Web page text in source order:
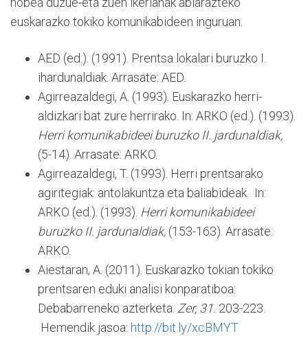
euskarazko tokiko komunikabideen inguruan.
AED (ed.). (1991). Prentsa lokalari buruzko I.
ihardunaldiak. Arrasate: AED.
Agirreazaldegi, A. (1993). Euskarazko herri-
aldizkari bat zure herrirako. In: ARKO (ed.). (1993).
Herri komunikabideei buruzko II. jardunaldiak,
(5-14). Arrasate: ARKO.
Agirreazaldegi, T. (1993). Herri prentsarako
agiritegiak: antolakuntza eta baliabideak. In:
ARKO (ed.). (1993). Herri komunikabideei
buruzko II. jardunaldiak, (153-163). Arrasate:
ARKO.
Aiestaran, A. (2011). Euskarazko tokian tokiko
prentsaren eduki analisi konparatiboa:
Debabarreneko azterketa. Zer, 31. 203-223.
Hemendik jasoa: http://bit.ly/xcBMYT